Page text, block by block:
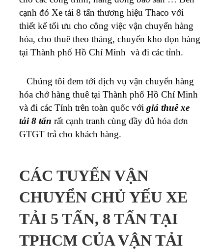
cạnh đó Xe tải 8 tấn thương hiệu Thaco với
thiết kế tối ưu cho công việc vận chuyển hàng
hóa, cho thuê theo tháng, chuyển kho dọn hàng
tại Thành phố Hồ Chí Minh và đi các tỉnh.
Chúng tôi đem tới dịch vụ vận chuyển hàng
hóa chở hàng thuê tại Thành phố Hồ Chí Minh
và đi các Tỉnh trên toàn quốc với giá thuê xe
tải 8 tấn rất cạnh tranh cùng đầy đủ hóa đơn
GTGT trả cho khách hàng.
CÁC TUYẾN VẬN
CHUYỂN CHỦ YẾU XE
TẢI 5 TẤN, 8 TẤN TẠI
TPHCM CỦA VẬN TẢI